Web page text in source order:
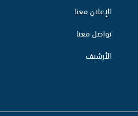
الإعلان معنا
تواصل معنا
الأرشيف